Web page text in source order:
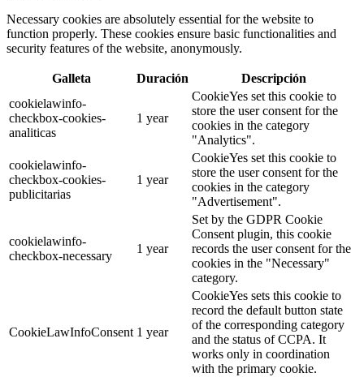
Necessary cookies are absolutely essential for the website to
function properly. These cookies ensure basic functionalities and
security features of the website, anonymously.
Galleta Duración
Descripción
cookielawinfo-
checkbox-cookies-
analiticas
1 year
CookieYes set this cookie to
store the user consent for the
cookies in the category
"Analytics".
cookielawinfo-
checkbox-cookies-
publicitarias
1 year
CookieYes set this cookie to
store the user consent for the
cookies in the category
"Advertisement".
cookielawinfo-
checkbox-necessary
1 year
Set by the GDPR Cookie
Consent plugin, this cookie
records the user consent for the
cookies in the "Necessary"
category.
CookieLawInfoConsent 1 year
CookieYes sets this cookie to
record the default button state
of the corresponding category
and the status of CCPA. It
works only in coordination
with the primary cookie.